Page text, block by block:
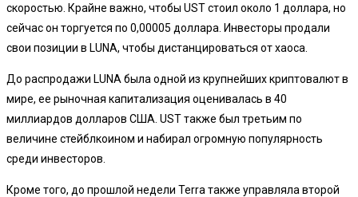
скоростью. Крайне важно, чтобы UST стоил около 1 доллара, но
сейчас он торгуется по 0,00005 доллара. Инвесторы продали
свои позиции в LUNA, чтобы дистанцироваться от хаоса.
До распродажи LUNA была одной из крупнейших криптовалют в
мире, ее рыночная капитализация оценивалась в 40
миллиардов долларов США. UST также был третьим по
величине стейблкоином и набирал огромную популярность
среди инвесторов.
Кроме того, до прошлой недели Terra также управляла второй